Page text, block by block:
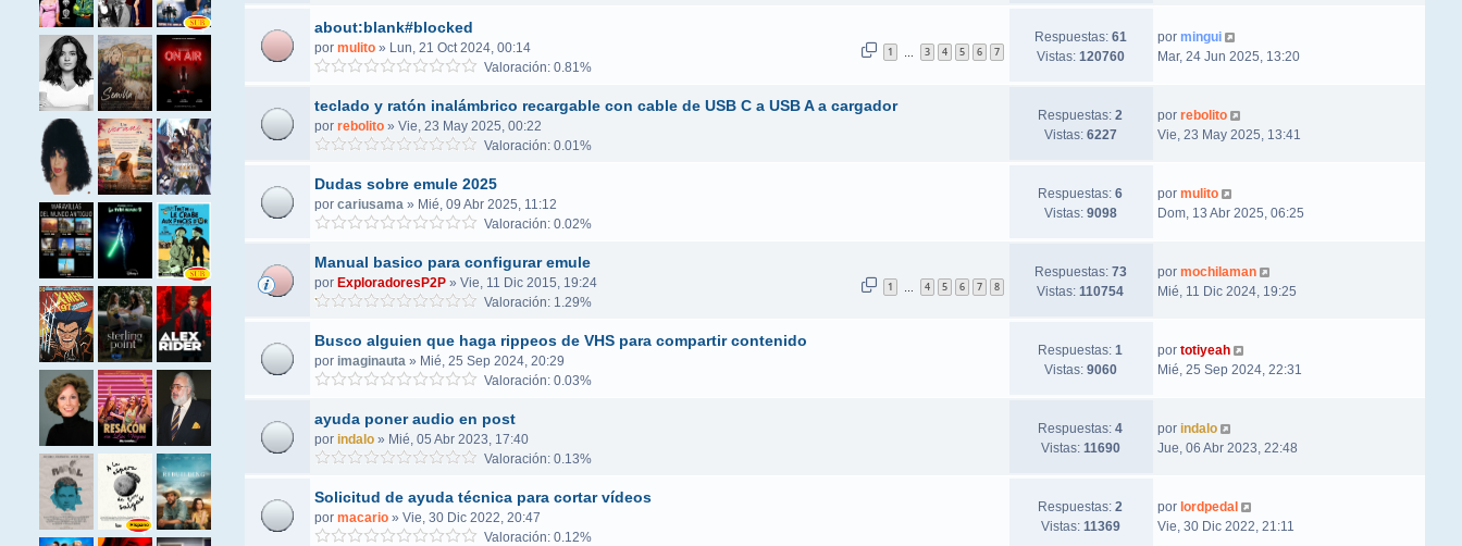
about:blank#blocked
por mulito» Lun, 21 Oct 2024, 00:14 1 3 4 5 6 7
Valoración: 0.81%
Respuestas: 61
Vistas: 120760
por mingui
Mar, 24 Jun 2025, 13:20
teclado y ratón inalámbrico recargable con cable de USB C a USB A a cargador
por rebolito» Vie, 23 May 2025, 00:22
Valoración: 0.01%
Respuestas:2
Vistas: 6227
por rebolito
Vie, 23 May 2025, 13:41
Dudas sobre emule 2025
por cariusama» Mié, 09 Abr 2025, 11:12
Valoración: 0.02%
Respuestas:6
Vistas: 9098
por mulito
Dom, 13 Abr 2025, 06:25
Manual basico para configurar emule
por ExploradoresP2P» Vie, 11 Dic 2015, 19:24 1 4 5 6 7 8
Valoración: 1.29%
Respuestas: 73
Vistas:110754
por mochilaman
Mié, 11 Dic 2024, 19:25
Busco alguien que haga rippeos de VHS para compartir contenido
por imaginauta» Mié, 25 Sep 2024, 20:29
Valoración: 0.03%
Respuestas:1
Vistas: 9060
por totiyeah
Mié, 25 Sep 2024, 22:31
ayuda poner audio en post
por indalo» Mié, 05 Abr 2023, 17:40
Valoración: 0.13%
Respuestas:4
Vistas: 11690
por indalo
Jue, 06 Abr 2023, 22:48
Solicitud de ayuda técnica para cortar vídeos
por macario» Vie, 30 Dic 2022, 20:47
Valoración: 0.12%
Respuestas:2
Vistas: 11369
por lordpedal
Vie, 30 Dic 2022, 21:11